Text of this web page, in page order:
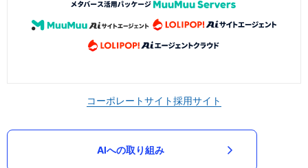
コーポレートサイト採用サイト
AIへの取り組み